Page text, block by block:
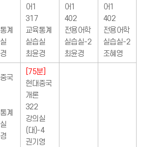
계
어1
317
교육통계
실습실
최윤경
어1
402
전용어학
실습실-2
최윤경
어1
402
전용어학
실습실-2
조혜영
국
계
[75분]
현대중국
개론
322
강의실
(대)-4
권기영